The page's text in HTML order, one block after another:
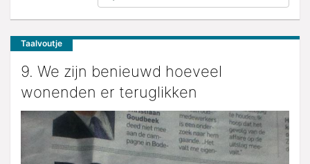
Taalvoutje
9. We zijn benieuwd hoeveel
wonenden er teruglikken